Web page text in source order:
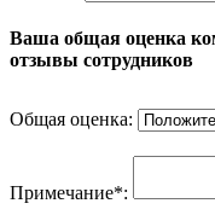
Ваша общая оценка
отзывы сотрудников
Общая оценка:
Примечание*: